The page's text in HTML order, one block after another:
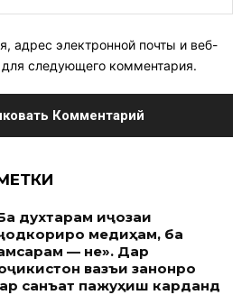
адрес электронной почты и веб-
для следующего комментария.
духтарам иҷозаи
медиҳам, ба
— не». Дар
вазъи занонро
санъат пажуҳиш карданд